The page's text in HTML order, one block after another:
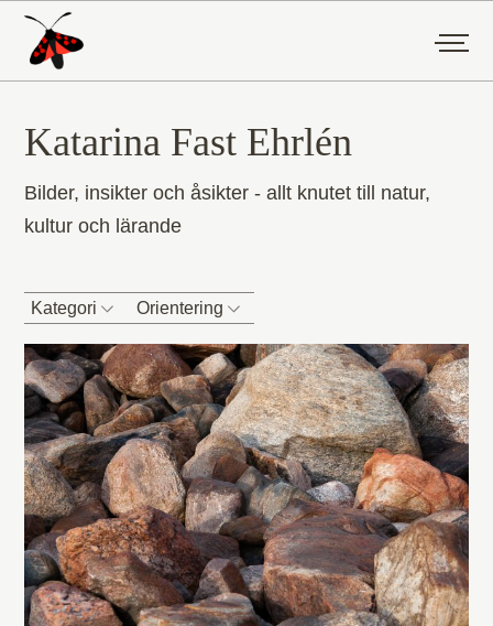
Katarina Fast Ehrlén
Bilder, insikter och åsikter - allt knutet till natur,
kultur och lärande
Kategori Orientering